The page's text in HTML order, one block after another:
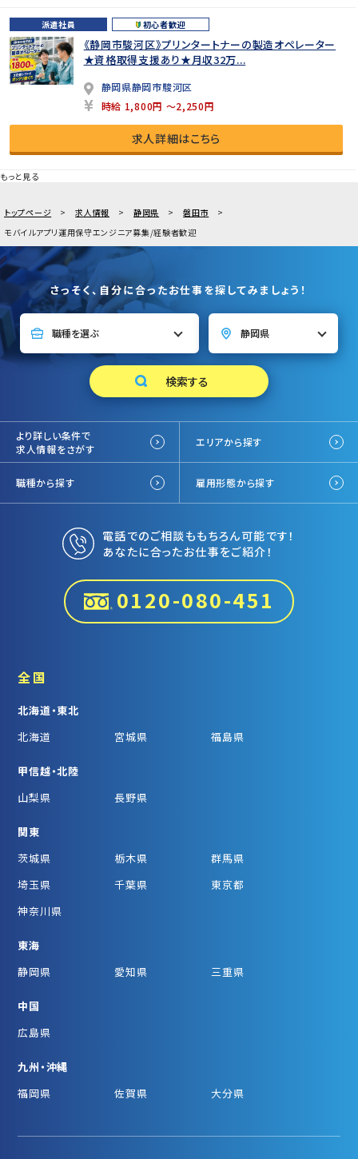
派遣社員 初心者歓迎
《静岡市駿河区》プリンタートナーの製造オペレーター
★資格取得支援あり★月収32万...
静岡県静岡市駿河区
時給 1,800円 ～2,250円
求人詳細はこちら
もっと見る
トップページ 求人情報 静岡県
磐田市
モバイルアプリ運用保守エンジニア募集/経験者歓迎
さっそく、自分に合ったお仕事を探してみましょう！
より詳しい条件で
求人情報をさがす
エリアから探す
職種から探す 雇用形態から探す
電話でのご相談ももちろん可能です！
あなたに合ったお仕事をご紹介！
0120-080-451
全国
北海道・東北
北海道
宮城県 福島県
甲信越・北陸
山梨県
長野県
関東
茨城県
栃木県
群馬県
埼玉県
千葉県
東京都
神奈川県
東海
静岡県
愛知県 三重県
中国
広島県
九州・沖縄
福岡県
佐賀県 大分県